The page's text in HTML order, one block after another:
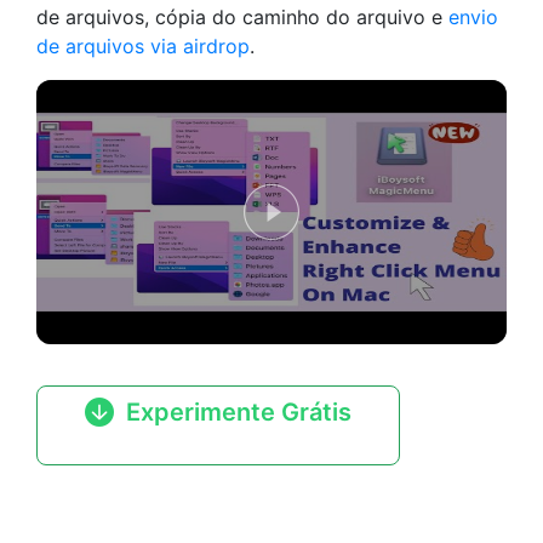
de arquivos, cópia do caminho do arquivo e envio
de arquivos via airdrop.
Experimente Grátis
macOS 26 ~ macOS 10.13